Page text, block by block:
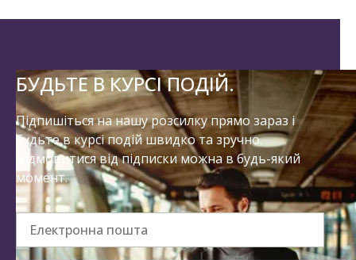
БУДЬТЕ В КУРСІ ПОДІЙ.
Підпишіться на нашу розсилку прямо зараз і
будьте в курсі подій швидко та зручно.
Відмовитися від підписки можна в будь-який
момент.
Електронна пошта